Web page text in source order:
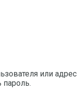
или адрес
пароль.